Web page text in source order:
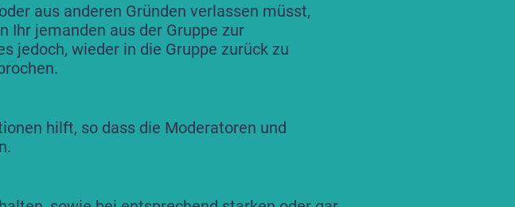
aus anderen Gründen verlassen müsst,
Ihr jemanden aus der Gruppe zur
jedoch, wieder in die Gruppe zurück zu
hilft, so dass die Moderatoren und